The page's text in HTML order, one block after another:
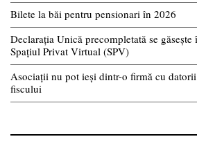
Bilete la băi pentru pensionari în 2026
Declarația Unică precompletată se
Spațiul Privat Virtual (SPV)
Asociații nu pot ieși dintr-o firmă cu
fiscului